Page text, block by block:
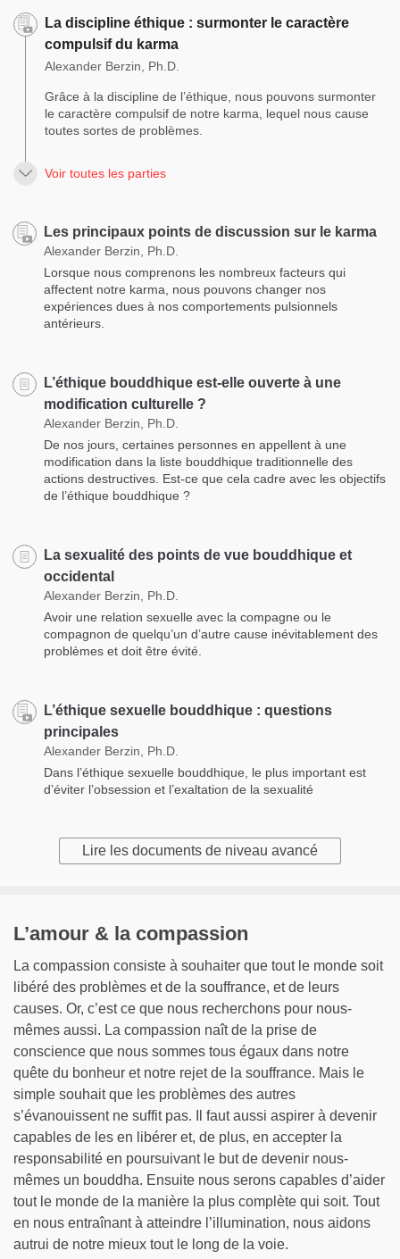
La discipline éthique : surmonter le caractère
compulsif du karma
Alexander Berzin, Ph.D.
Grâce à la discipline de l’éthique, nous pouvons surmonter
le caractère compulsif de notre karma, lequel nous cause
toutes sortes de problèmes.
Voir toutes les parties
Les principaux points de discussion sur le karma
Alexander Berzin, Ph.D.
Lorsque nous comprenons les nombreux facteurs qui
affectent notre karma, nous pouvons changer nos
expériences dues à nos comportements pulsionnels
antérieurs.
L’éthique bouddhique est-elle ouverte à une
modification culturelle ?
Alexander Berzin, Ph.D.
De nos jours, certaines personnes en appellent à une
modification dans la liste bouddhique traditionnelle des
actions destructives. Est-ce que cela cadre avec les objectifs
de l’éthique bouddhique ?
La sexualité des points de vue bouddhique et
occidental
Alexander Berzin, Ph.D.
Avoir une relation sexuelle avec la compagne ou le
compagnon de quelqu’un d’autre cause inévitablement des
problèmes et doit être évité.
L’éthique sexuelle bouddhique : questions
principales
Alexander Berzin, Ph.D.
Dans l’éthique sexuelle bouddhique, le plus important est
d’éviter l’obsession et l’exaltation de la sexualité
Lire les documents de niveau avancé
L’amour & la compassion
La compassion consiste à souhaiter que tout le monde soit
libéré des problèmes et de la souffrance, et de leurs
causes. Or, c’est ce que nous recherchons pour nous-
mêmes aussi. La compassion naît de la prise de
conscience que nous sommes tous égaux dans notre
quête du bonheur et notre rejet de la souffrance. Mais le
simple souhait que les problèmes des autres
s’évanouissent ne suffit pas. Il faut aussi aspirer à devenir
capables de les en libérer et, de plus, en accepter la
responsabilité en poursuivant le but de devenir nous-
mêmes un bouddha. Ensuite nous serons capables d’aider
tout le monde de la manière la plus complète qui soit. Tout
en nous entraînant à atteindre l’illumination, nous aidons
autrui de notre mieux tout le long de la voie.